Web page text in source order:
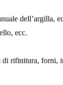
dell’argilla,
ecc.
rifinitura, forni,